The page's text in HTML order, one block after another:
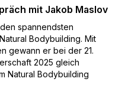
mit Jakob Maslov
spannendsten
Bodybuilding. Mit
gewann er bei der 21.
2025 gleich
Natural Bodybuilding